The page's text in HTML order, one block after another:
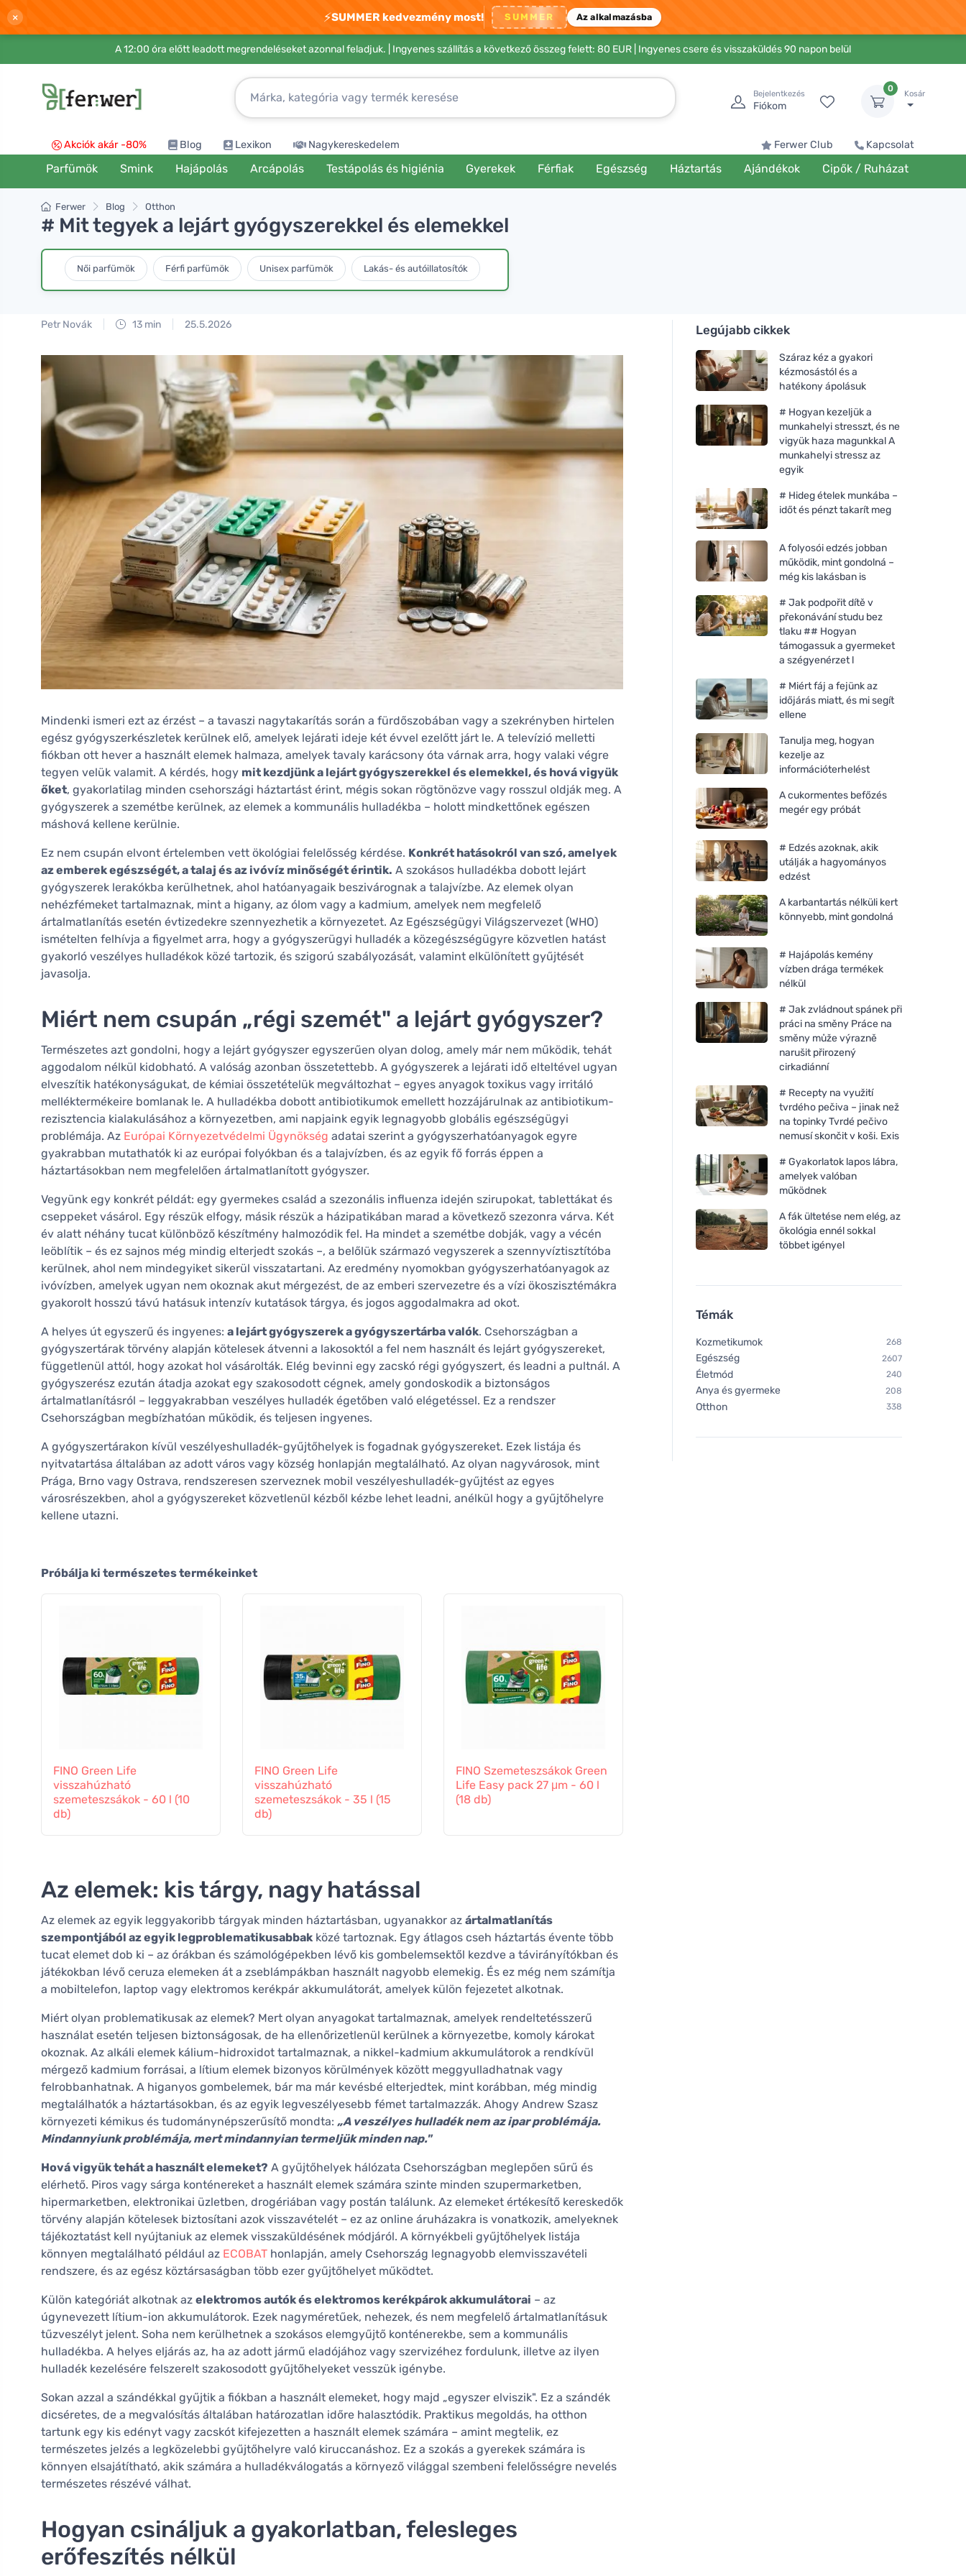
× ⚡SUMMER kedvezmény most! SUMMER Az alkalmazásba
A 12:00 óra előtt leadott megrendeléseket azonnal feladjuk. | Ingyenes szállítás a következő összeg felett: 80 EUR | Ingyenes csere és visszaküldés 90 napon belül
Bejelentkezés
Fiókom
0
Kosár
Akciók akár -80% Blog Lexikon Nagykereskedelem Ferwer Club Kapcsolat
Parfümök Smink Hajápolás Arcápolás Testápolás és higiénia Gyerekek Férfiak Egészség Háztartás Ajándékok Cipők / Ruházat
Ferwer Blog Otthon
# Mit tegyek a lejárt gyógyszerekkel és elemekkel
Női parfümök Férfi parfümök Unisex parfümök Lakás- és autóillatosítók
Petr Novák 13 min 25.5.2026
Mindenki ismeri ezt az érzést – a tavaszi nagytakarítás során a fürdőszobában vagy a szekrényben hirtelen
egész gyógyszerkészletek kerülnek elő, amelyek lejárati ideje két évvel ezelőtt járt le. A televízió melletti
fiókban ott hever a használt elemek halmaza, amelyek tavaly karácsony óta várnak arra, hogy valaki végre
tegyen velük valamit. A kérdés, hogy mit kezdjünk a lejárt gyógyszerekkel és elemekkel, és hová vigyük
őket, gyakorlatilag minden csehországi háztartást érint, mégis sokan rögtönözve vagy rosszul oldják meg. A
gyógyszerek a szemétbe kerülnek, az elemek a kommunális hulladékba – holott mindkettőnek egészen
máshová kellene kerülnie.
Ez nem csupán elvont értelemben vett ökológiai felelősség kérdése. Konkrét hatásokról van szó, amelyek
az emberek egészségét, a talaj és az ivóvíz minőségét érintik. A szokásos hulladékba dobott lejárt
gyógyszerek lerakókba kerülhetnek, ahol hatóanyagaik beszivárognak a talajvízbe. Az elemek olyan
nehézfémeket tartalmaznak, mint a higany, az ólom vagy a kadmium, amelyek nem megfelelő
ártalmatlanítás esetén évtizedekre szennyezhetik a környezetet. Az Egészségügyi Világszervezet (WHO)
ismételten felhívja a figyelmet arra, hogy a gyógyszerügyi hulladék a közegészségügyre közvetlen hatást
gyakorló veszélyes hulladékok közé tartozik, és szigorú szabályozását, valamint elkülönített gyűjtését
javasolja.
Miért nem csupán „régi szemét" a lejárt gyógyszer?
Természetes azt gondolni, hogy a lejárt gyógyszer egyszerűen olyan dolog, amely már nem működik, tehát
aggodalom nélkül kidobható. A valóság azonban összetettebb. A gyógyszerek a lejárati idő elteltével ugyan
elveszítik hatékonyságukat, de kémiai összetételük megváltozhat – egyes anyagok toxikus vagy irritáló
melléktermékeire bomlanak le. A hulladékba dobott antibiotikumok emellett hozzájárulnak az antibiotikum-
rezisztencia kialakulásához a környezetben, ami napjaink egyik legnagyobb globális egészségügyi
problémája. Az Európai Környezetvédelmi Ügynökség adatai szerint a gyógyszerhatóanyagok egyre
gyakrabban mutathatók ki az európai folyókban és a talajvízben, és az egyik fő forrás éppen a
háztartásokban nem megfelelően ártalmatlanított gyógyszer.
Vegyünk egy konkrét példát: egy gyermekes család a szezonális influenza idején szirupokat, tablettákat és
cseppeket vásárol. Egy részük elfogy, másik részük a házipatikában marad a következő szezonra várva. Két
év alatt néhány tucat különböző készítmény halmozódik fel. Ha mindet a szemétbe dobják, vagy a vécén
leöblítik – és ez sajnos még mindig elterjedt szokás –, a belőlük származó vegyszerek a szennyvíztisztítóba
kerülnek, ahol nem mindegyiket sikerül visszatartani. Az eredmény nyomokban gyógyszerhatóanyagok az
ivóvízben, amelyek ugyan nem okoznak akut mérgezést, de az emberi szervezetre és a vízi ökoszisztémákra
gyakorolt hosszú távú hatásuk intenzív kutatások tárgya, és jogos aggodalmakra ad okot.
A helyes út egyszerű és ingyenes: a lejárt gyógyszerek a gyógyszertárba valók. Csehországban a
gyógyszertárak törvény alapján kötelesek átvenni a lakosoktól a fel nem használt és lejárt gyógyszereket,
függetlenül attól, hogy azokat hol vásárolták. Elég bevinni egy zacskó régi gyógyszert, és leadni a pultnál. A
gyógyszerész ezután átadja azokat egy szakosodott cégnek, amely gondoskodik a biztonságos
ártalmatlanításról – leggyakrabban veszélyes hulladék égetőben való elégetéssel. Ez a rendszer
Csehországban megbízhatóan működik, és teljesen ingyenes.
A gyógyszertárakon kívül veszélyeshulladék-gyűjtőhelyek is fogadnak gyógyszereket. Ezek listája és
nyitvatartása általában az adott város vagy község honlapján megtalálható. Az olyan nagyvárosok, mint
Prága, Brno vagy Ostrava, rendszeresen szerveznek mobil veszélyeshulladék-gyűjtést az egyes
városrészekben, ahol a gyógyszereket közvetlenül kézből kézbe lehet leadni, anélkül hogy a gyűjtőhelyre
kellene utazni.
Próbálja ki természetes termékeinket
FINO Green Life
visszahúzható
szemeteszsákok - 60 l (10
db)
FINO Green Life
visszahúzható
szemeteszsákok - 35 l (15
db)
FINO Szemeteszsákok Green
Life Easy pack 27 μm - 60 l
(18 db)
Az elemek: kis tárgy, nagy hatással
Az elemek az egyik leggyakoribb tárgyak minden háztartásban, ugyanakkor az ártalmatlanítás
szempontjából az egyik legproblematikusabbak közé tartoznak. Egy átlagos cseh háztartás évente több
tucat elemet dob ki – az órákban és számológépekben lévő kis gombelemsektől kezdve a távirányítókban és
játékokban lévő ceruza elemeken át a zseblámpákban használt nagyobb elemekig. És ez még nem számítja
a mobiltelefon, laptop vagy elektromos kerékpár akkumulátorát, amelyek külön fejezetet alkotnak.
Miért olyan problematikusak az elemek? Mert olyan anyagokat tartalmaznak, amelyek rendeltetésszerű
használat esetén teljesen biztonságosak, de ha ellenőrizetlenül kerülnek a környezetbe, komoly károkat
okoznak. Az alkáli elemek kálium-hidroxidot tartalmaznak, a nikkel-kadmium akkumulátorok a rendkívül
mérgező kadmium forrásai, a lítium elemek bizonyos körülmények között meggyulladhatnak vagy
felrobbanhatnak. A higanyos gombelemek, bár ma már kevésbé elterjedtek, mint korábban, még mindig
megtalálhatók a háztartásokban, és az egyik legveszélyesebb fémet tartalmazzák. Ahogy Andrew Szasz
környezeti kémikus és tudománynépszerűsítő mondta: „A veszélyes hulladék nem az ipar problémája.
Mindannyiunk problémája, mert mindannyian termeljük minden nap."
Hová vigyük tehát a használt elemeket? A gyűjtőhelyek hálózata Csehországban meglepően sűrű és
elérhető. Piros vagy sárga konténereket a használt elemek számára szinte minden szupermarketben,
hipermarketben, elektronikai üzletben, drogériában vagy postán találunk. Az elemeket értékesítő kereskedők
törvény alapján kötelesek biztosítani azok visszavételét – ez az online áruházakra is vonatkozik, amelyeknek
tájékoztatást kell nyújtaniuk az elemek visszaküldésének módjáról. A környékbeli gyűjtőhelyek listája
könnyen megtalálható például az ECOBAT honlapján, amely Csehország legnagyobb elemvisszavételi
rendszere, és az egész köztársaságban több ezer gyűjtőhelyet működtet.
Külön kategóriát alkotnak az elektromos autók és elektromos kerékpárok akkumulátorai – az
úgynevezett lítium-ion akkumulátorok. Ezek nagyméretűek, nehezek, és nem megfelelő ártalmatlanításuk
tűzveszélyt jelent. Soha nem kerülhetnek a szokásos elemgyűjtő konténerekbe, sem a kommunális
hulladékba. A helyes eljárás az, ha az adott jármű eladójához vagy szervizéhez fordulunk, illetve az ilyen
hulladék kezelésére felszerelt szakosodott gyűjtőhelyeket vesszük igénybe.
Sokan azzal a szándékkal gyűjtik a fiókban a használt elemeket, hogy majd „egyszer elviszik". Ez a szándék
dicséretes, de a megvalósítás általában határozatlan időre halasztódik. Praktikus megoldás, ha otthon
tartunk egy kis edényt vagy zacskót kifejezetten a használt elemek számára – amint megtelik, ez
természetes jelzés a legközelebbi gyűjtőhelyre való kiruccanáshoz. Ez a szokás a gyerekek számára is
könnyen elsajátítható, akik számára a hulladékválogatás a környező világgal szembeni felelősségre nevelés
természetes részévé válhat.
Hogyan csináljuk a gyakorlatban, felesleges
erőfeszítés nélkül
Legújabb cikkek
Száraz kéz a gyakori
kézmosástól és a
hatékony ápolásuk
# Hogyan kezeljük a
munkahelyi stresszt, és ne
vigyük haza magunkkal A
munkahelyi stressz az
egyik
# Hideg ételek munkába –
időt és pénzt takarít meg
A folyosói edzés jobban
működik, mint gondolná –
még kis lakásban is
# Jak podpořit dítě v
překonávání studu bez
tlaku ## Hogyan
támogassuk a gyermeket
a szégyenérzet l
# Miért fáj a fejünk az
időjárás miatt, és mi segít
ellene
Tanulja meg, hogyan
kezelje az
információterhelést
A cukormentes befőzés
megér egy próbát
# Edzés azoknak, akik
utálják a hagyományos
edzést
A karbantartás nélküli kert
könnyebb, mint gondolná
# Hajápolás kemény
vízben drága termékek
nélkül
# Jak zvládnout spánek při
práci na směny Práce na
směny může výrazně
narušit přirozený
cirkadiánní
# Recepty na využití
tvrdého pečiva – jinak než
na topinky Tvrdé pečivo
nemusí skončit v koši. Exis
# Gyakorlatok lapos lábra,
amelyek valóban
működnek
A fák ültetése nem elég, az
ökológia ennél sokkal
többet igényel
Témák
Kozmetikumok 268
Egészség 2607
Életmód 240
Anya és gyermeke 208
Otthon 338